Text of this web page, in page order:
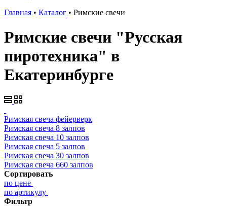
Главная • Каталог • Римские свечи
Римские свечи "Русская
пиротехника" в
Екатеринбурге
Римская свеча фейерверк
Римская свеча 8 залпов
Римская свеча 10 залпов
Римская свеча 5 залпов
Римская свеча 30 залпов
Римская свеча 660 залпов
Сортировать
по цене
по артикулу
Фильтр